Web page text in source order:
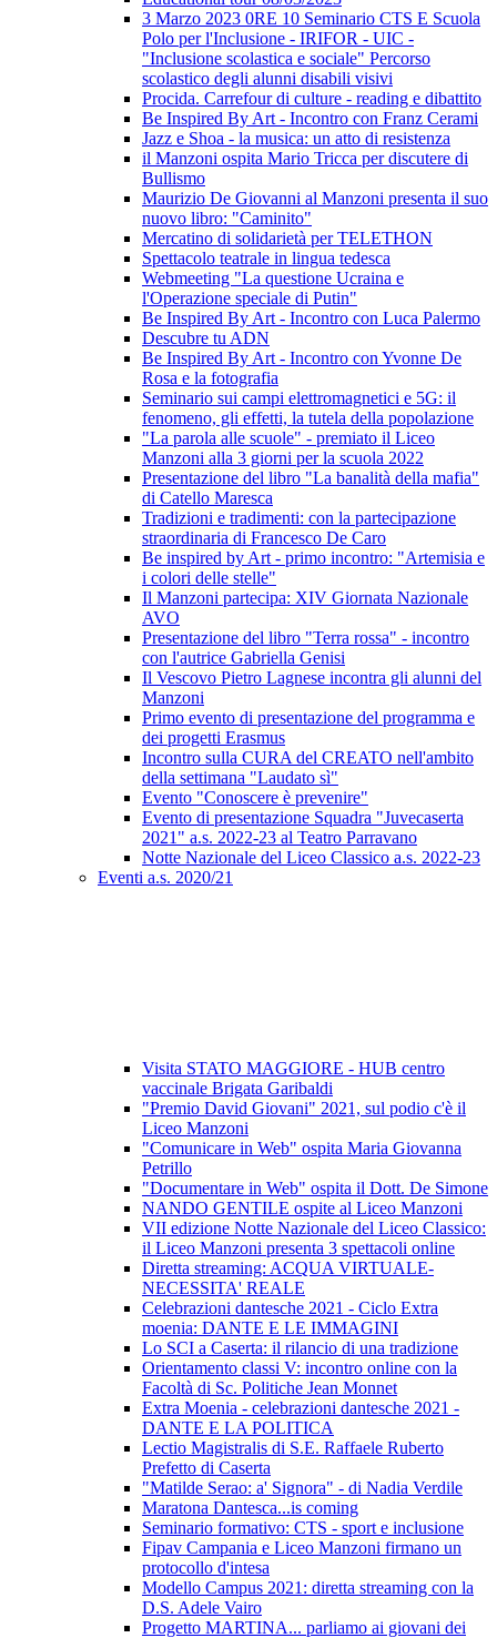
3 Marzo 2023 0RE 10 Seminario CTS E Scuola
Polo per l'Inclusione - IRIFOR - UIC -
"Inclusione scolastica e sociale" Percorso
scolastico degli alunni disabili visivi
Procida. Carrefour di culture - reading e dibattito
Be Inspired By Art - Incontro con Franz Cerami
Jazz e Shoa - la musica: un atto di resistenza
il Manzoni ospita Mario Tricca per discutere di
Bullismo
Maurizio De Giovanni al Manzoni presenta il suo
nuovo libro: "Caminito"
Mercatino di solidarietà per TELETHON
Spettacolo teatrale in lingua tedesca
Webmeeting "La questione Ucraina e
l'Operazione speciale di Putin"
Be Inspired By Art - Incontro con Luca Palermo
Descubre tu ADN
Be Inspired By Art - Incontro con Yvonne De
Rosa e la fotografia
Seminario sui campi elettromagnetici e 5G: il
fenomeno, gli effetti, la tutela della popolazione
"La parola alle scuole" - premiato il Liceo
Manzoni alla 3 giorni per la scuola 2022
Presentazione del libro "La banalità della mafia"
di Catello Maresca
Tradizioni e tradimenti: con la partecipazione
straordinaria di Francesco De Caro
Be inspired by Art - primo incontro: "Artemisia e
i colori delle stelle"
Il Manzoni partecipa: XIV Giornata Nazionale
AVO
Presentazione del libro "Terra rossa" - incontro
con l'autrice Gabriella Genisi
Il Vescovo Pietro Lagnese incontra gli alunni del
Manzoni
Primo evento di presentazione del programma e
dei progetti Erasmus
Incontro sulla CURA del CREATO nell'ambito
della settimana "Laudato sì"
Evento "Conoscere è prevenire"
Evento di presentazione Squadra "Juvecaserta
2021" a.s. 2022-23 al Teatro Parravano
Notte Nazionale del Liceo Classico a.s. 2022-23
Eventi a.s. 2020/21
Visita STATO MAGGIORE - HUB centro
vaccinale Brigata Garibaldi
"Premio David Giovani" 2021, sul podio c'è il
Liceo Manzoni
"Comunicare in Web" ospita Maria Giovanna
Petrillo
"Documentare in Web" ospita il Dott. De Simone
NANDO GENTILE ospite al Liceo Manzoni
VII edizione Notte Nazionale del Liceo Classico:
il Liceo Manzoni presenta 3 spettacoli online
Diretta streaming: ACQUA VIRTUALE-
NECESSITA' REALE
Celebrazioni dantesche 2021 - Ciclo Extra
moenia: DANTE E LE IMMAGINI
Lo SCI a Caserta: il rilancio di una tradizione
Orientamento classi V: incontro online con la
Facoltà di Sc. Politiche Jean Monnet
Extra Moenia - celebrazioni dantesche 2021 -
DANTE E LA POLITICA
Lectio Magistralis di S.E. Raffaele Ruberto
Prefetto di Caserta
"Matilde Serao: a' Signora" - di Nadia Verdile
Maratona Dantesca...is coming
Seminario formativo: CTS - sport e inclusione
Fipav Campania e Liceo Manzoni firmano un
protocollo d'intesa
Modello Campus 2021: diretta streaming con la
D.S. Adele Vairo
Progetto MARTINA... parliamo ai giovani dei